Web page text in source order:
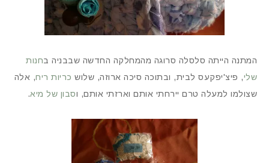
המתנה הייתה סלסלה סרוגה מהמחלקה החדשה שבבניה בחנות
שלי, פיצ'יפקעס לבית, ובתוכה סיכה ארוזה, שלוש כריות ריח, אלה
שצולמו למעלה טרם יירחתי אותם וארזתי אותם, וסבון של מיא.